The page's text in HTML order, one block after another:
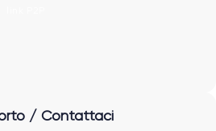
/ Contattaci